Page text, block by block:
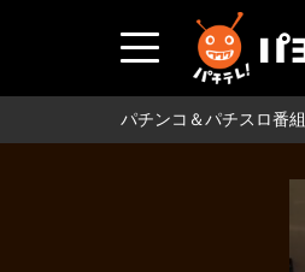
パチンコ＆パチスロ番組